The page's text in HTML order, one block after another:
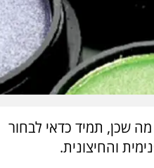
מה שכן, תמיד כדאי לבחור
והחיצונית.